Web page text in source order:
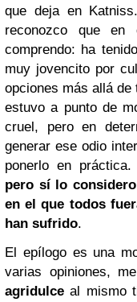
que deja en
reconozco que
comprendo: ha
muy jovencito por
opciones más allá
estuvo a punto de
cruel, pero en
generar ese odio
ponerlo en práctica.
pero sí lo
en el que todos
han sufrido.
El epílogo es una
varias opiniones,
agridulce al mismo